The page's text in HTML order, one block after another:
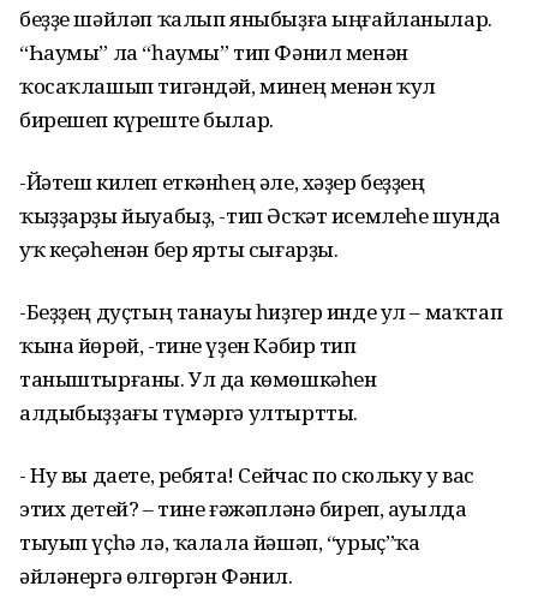
беҙҙе шәйләп ҡалып яныбыҙға ыңғайланылар.
“Һаумы” ла “һаумы” тип Фәнил менән
ҡосаҡлашып тигәндәй, минең менән ҡул
бирешеп күреште былар.
-Йәтеш килеп еткәнһең әле, хәҙер беҙҙең
ҡыҙҙарҙы йыуабыҙ, -тип Әсҡәт исемлеһе шунда
уҡ кеҫәһенән бер ярты сығарҙы.
-Беҙҙең дуҫтың танауы һиҙгер инде ул – маҡтап
ҡына йөрөй, -тине үҙен Кәбир тип
таныштырғаны. Ул да көмөшкәһен
алдыбыҙҙағы түмәргә ултыртты.
- Ну вы даете, ребята! Сейчас по скольку у вас
этих детей? – тине ғәжәпләнә биреп, ауылда
тыуып үҫһә лә, ҡалала йәшәп, “урыҫ”ҡа
әйләнергә өлгөргән Фәнил.